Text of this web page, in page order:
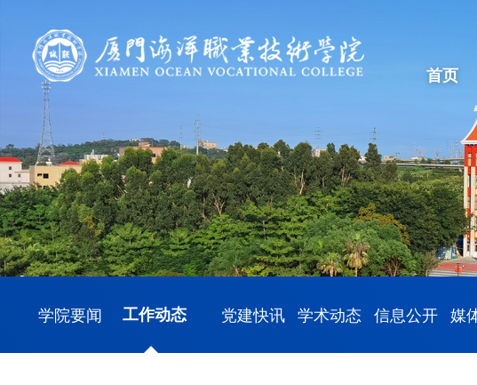
首页
学院要闻 工作动态 党建快讯 学术动态 信息公开 媒